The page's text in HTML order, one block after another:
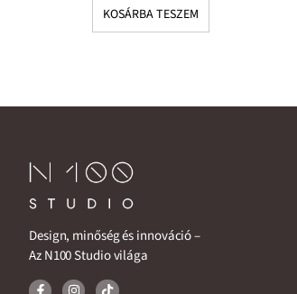
KOSÁRBA TESZEM
Design, minőség és innováció –
Az N100 Studio világa